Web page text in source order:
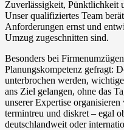
Zuverlässigkeit, Pünktlichkeit
Unser qualifiziertes Team
Anforderungen ernst und
Umzug zugeschnitten sind.
Besonders bei
Planungskompetenz gefragt:
unterbrochen werden,
ans Ziel gelangen, ohne das
unserer Expertise
termintreu und diskret – egal
deutschlandweit oder